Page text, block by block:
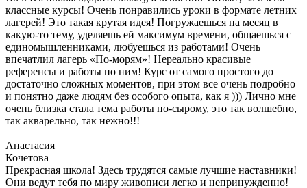
классные курсы! Очень понравились уроки в формате летних
лагерей! Это такая крутая идея! Погружаешься на месяц в
какую-то тему, уделяешь ей максимум времени, общаешься с
единомышленниками, любуешься из работами! Очень
впечатлил лагерь «По-морям»! Нереально красивые
референсы и работы по ним! Курс от самого простого до
достаточно сложных моментов, при этом все очень подробно
и понятно даже людям без особого опыта, как я ))) Лично мне
очень близка стала тема работы по-сырому, это так волшебно,
так акварельно, так нежно!!!
Анастасия
Кочетова
Прекрасная школа! Здесь трудятся самые лучшие наставники!
Они ведут тебя по миру живописи легко и непринужденно!